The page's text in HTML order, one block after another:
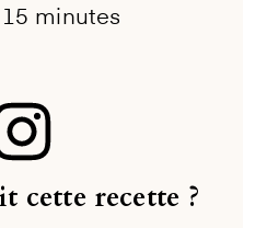
15 minutes
cette recette ?